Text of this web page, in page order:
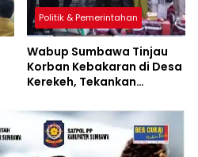
Politik & Pemerintahan
Wabup Sumbawa Tinjau
Korban Kebakaran di Desa
Kerekeh, Tekankan